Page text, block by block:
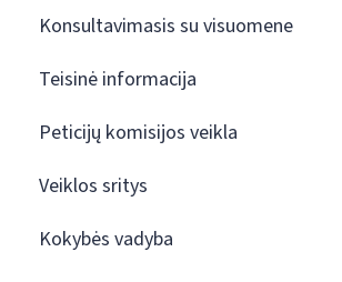
Konsultavimasis su visuomene
Teisinė informacija
Peticijų komisijos veikla
Veiklos sritys
Kokybės vadyba